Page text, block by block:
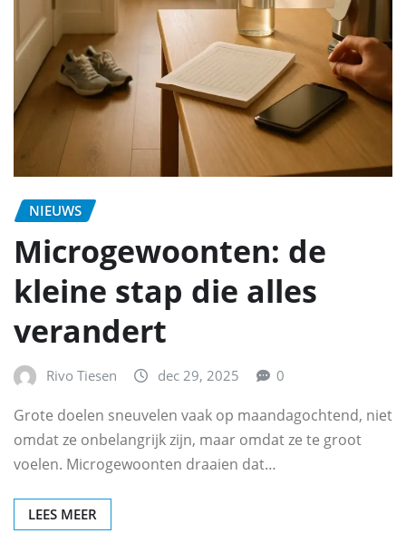
NIEUWS
Microgewoonten: de
kleine stap die alles
verandert
Rivo Tiesen dec 29, 2025 0
Grote doelen sneuvelen vaak op maandagochtend, niet
omdat ze onbelangrijk zijn, maar omdat ze te groot
voelen. Microgewoonten draaien dat…
LEES MEER